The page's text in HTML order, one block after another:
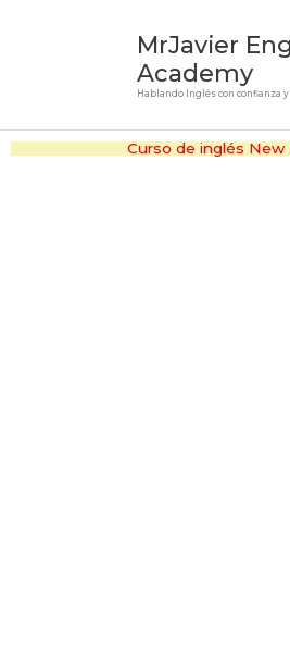
MrJavier
Academy
Hablando Inglés con confianza
Curso de inglés New